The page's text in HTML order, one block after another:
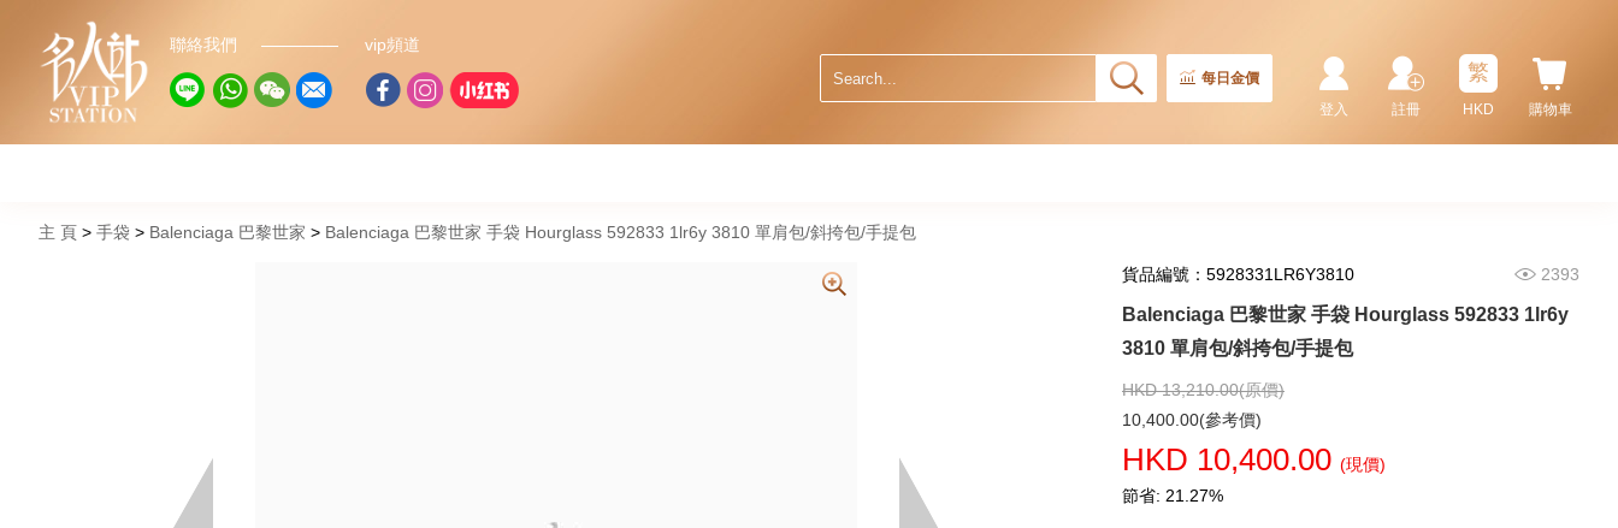
聯絡我們 vip頻道
每日金價
購物車
繁
HKD
註冊
登入
主 頁 手袋 Balenciaga 巴黎世家 Balenciaga 巴黎世家 手袋 Hourglass 592833 1lr6y 3810 單肩包/斜挎包/手提包
貨品編號：5928331LR6Y3810 2393
Balenciaga 巴黎世家 手袋 Hourglass 592833 1lr6y
3810 單肩包/斜挎包/手提包
HKD 13,210.00(原價)
10,400.00(參考價)
HKD 10,400.00 (現價)
節省: 21.27%
國米圈 藍針
155,000.00
Submariner 124060-0001 精鋼
無日曆 黑水鬼
102,000.00